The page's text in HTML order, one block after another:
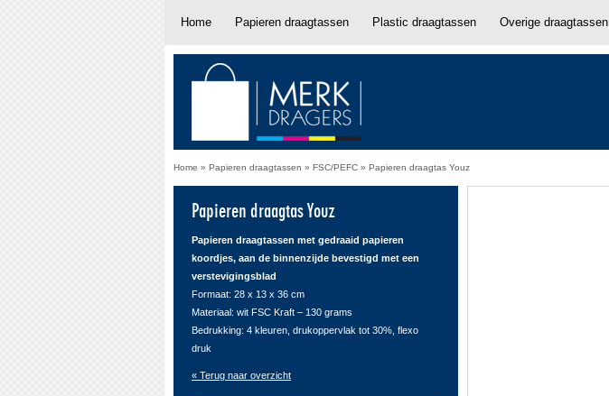
Home Papieren draagtassen Plastic draagtassen Overige draagtassen
Home » Papieren draagtassen » FSC/PEFC » Papieren draagtas Youz
Papieren draagtas Youz
Papieren draagtassen met gedraaid papieren
koordjes, aan de binnenzijde bevestigd met een
verstevigingsblad
Formaat: 28 x 13 x 36 cm
Materiaal: wit FSC Kraft – 130 grams
Bedrukking: 4 kleuren, drukoppervlak tot 30%, flexo
druk
« Terug naar overzicht